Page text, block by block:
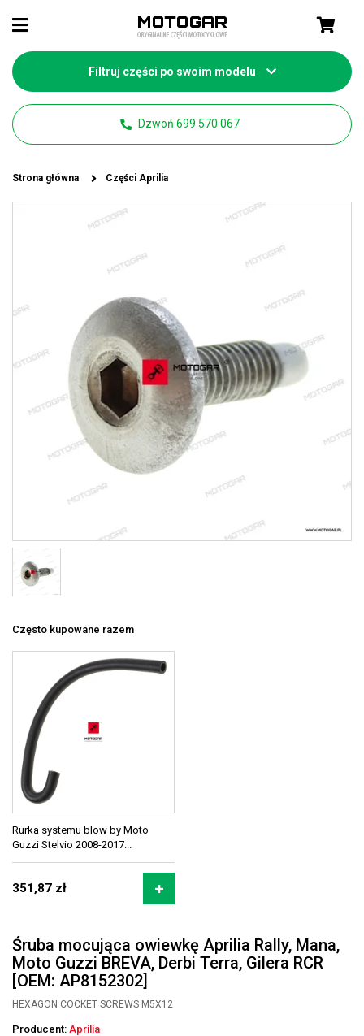
Filtruj części po swoim modelu
Dzwoń 699 570 067
Strona główna Części Aprilia
Często kupowane razem
Rurka systemu blow by Moto
Guzzi Stelvio 2008-2017...
351,87 zł
Śruba mocująca owiewkę Aprilia Rally, Mana,
Moto Guzzi BREVA, Derbi Terra, Gilera RCR
[OEM: AP8152302]
HEXAGON COCKET SCREWS M5X12
Producent: Aprilia